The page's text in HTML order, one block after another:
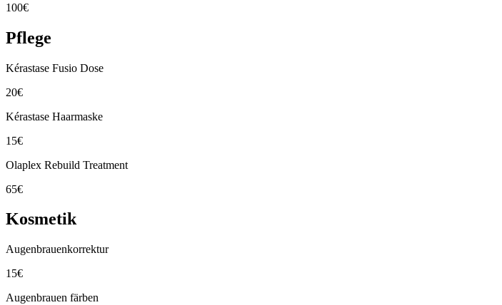
100€
Pflege
Kérastase Fusio Dose
20€
Kérastase Haarmaske
15€
Olaplex Rebuild Treatment
65€
Kosmetik
Augenbrauenkorrektur
15€
Augenbrauen färben